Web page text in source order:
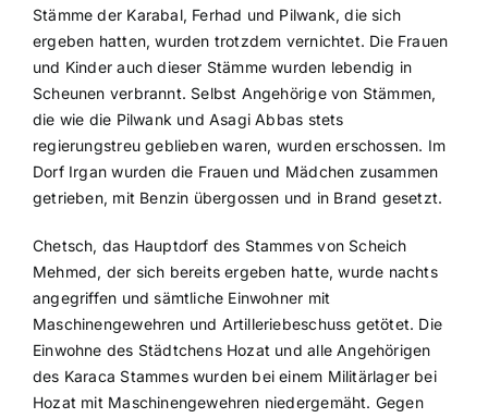
Stämme der Karabal, Ferhad und Pilwank, die sich
ergeben hatten, wurden trotzdem vernichtet. Die Frauen
und Kinder auch dieser Stämme wurden lebendig in
Scheunen verbrannt. Selbst Angehörige von Stämmen,
die wie die Pilwank und Asagi Abbas stets
regierungstreu geblieben waren, wurden erschossen. Im
Dorf Irgan wurden die Frauen und Mädchen zusammen
getrieben, mit Benzin übergossen und in Brand gesetzt.
Chetsch, das Hauptdorf des Stammes von Scheich
Mehmed, der sich bereits ergeben hatte, wurde nachts
angegriffen und sämtliche Einwohner mit
Maschinengewehren und Artilleriebeschuss getötet. Die
Einwohne des Städtchens Hozat und alle Angehörigen
des Karaca Stammes wurden bei einem Militärlager bei
Hozat mit Maschinengewehren niedergemäht. Gegen